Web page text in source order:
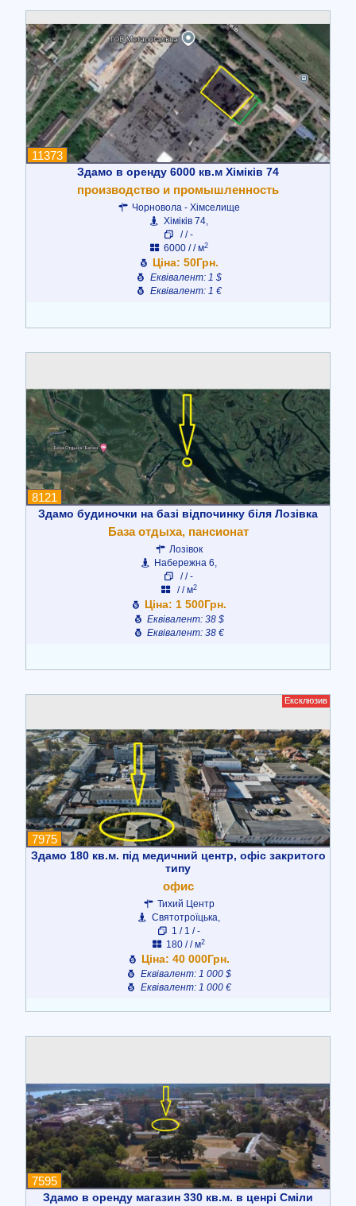
11373
Здамо в оренду 6000 кв.м Хіміків 74
производство и промышленность
Чорновола - Хімселище
Хіміків 74,
/ / -
6000 / / м2
Ціна: 50Грн.
Еквівалент: 1 $
Еквівалент: 1 €
8121
Здамо будиночки на базі відпочинку біля Лозівка
База отдыха, пансионат
Лозівок
Набережна 6,
/ / -
/ / м2
Ціна: 1 500Грн.
Еквівалент: 38 $
Еквівалент: 38 €
Ексклюзив
7975
Здамо 180 кв.м. під медичний центр, офіс закритого
типу
офис
Тихий Центр
Святотроїцька,
1 / 1 / -
180 / / м2
Ціна: 40 000Грн.
Еквівалент: 1 000 $
Еквівалент: 1 000 €
7595
Здамо в оренду магазин 330 кв.м. в ценрі Сміли